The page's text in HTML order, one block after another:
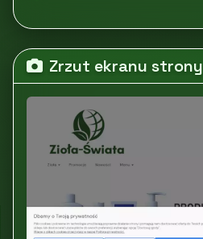
Zrzut ekranu strony